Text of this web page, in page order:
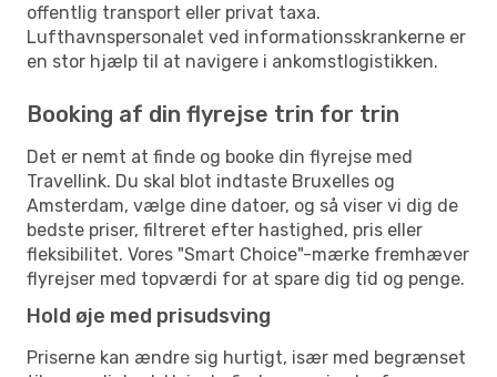
offentlig transport eller privat taxa.
Lufthavnspersonalet ved informationsskrankerne er
en stor hjælp til at navigere i ankomstlogistikken.
Booking af din flyrejse trin for trin
Det er nemt at finde og booke din flyrejse med
Travellink. Du skal blot indtaste Bruxelles og
Amsterdam, vælge dine datoer, og så viser vi dig de
bedste priser, filtreret efter hastighed, pris eller
fleksibilitet. Vores "Smart Choice"-mærke fremhæver
flyrejser med topværdi for at spare dig tid og penge.
Hold øje med prisudsving
Priserne kan ændre sig hurtigt, især med begrænset